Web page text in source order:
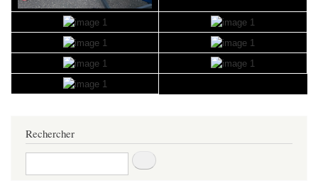
Rechercher
Rechercher